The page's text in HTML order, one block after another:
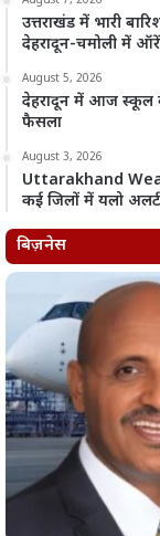
उत्तराखंड में भारी
देहरादून-चमोली में
August 5, 2026
देहरादून में आज स्कूल
फैसला
August 3, 2026
Uttarakhand
कई जिलों में यलो अलर्ट
बिज़नेस